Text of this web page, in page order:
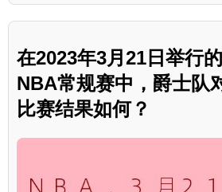
在2023年3月21日举行
NBA常规赛中，爵士队
比赛结果如何？